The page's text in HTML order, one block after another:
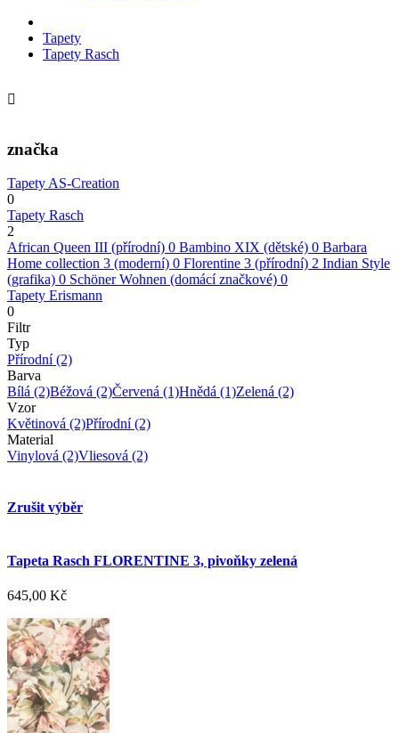
Tapety
Tapety Rasch
značka
Tapety AS-Creation
0
Tapety Rasch
2
African Queen III (přírodní) 0 Bambino XIX (dětské) 0 Barbara
Home collection 3 (moderní) 0 Florentine 3 (přírodní) 2 Indian Style
(grafika) 0 Schöner Wohnen (domácí značkové) 0
Tapety Erismann
0
Filtr
Typ
Přírodní(2)
Barva
Bílá (2)Béžová (2)Červená (1)Hnědá (1)Zelená (2)
Vzor
Květinová (2)Přírodní(2)
Material
Vinylová (2)Vliesová (2)
Zrušit výběr
Tapeta Rasch FLORENTINE 3, pivoňky zelená
645,00 Kč